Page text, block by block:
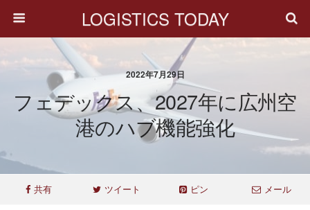
LOGISTICS TODAY
2022年7月29日
フェデックス、2027年に広州空
港のハブ機能強化
共有 ツイート ピン メール